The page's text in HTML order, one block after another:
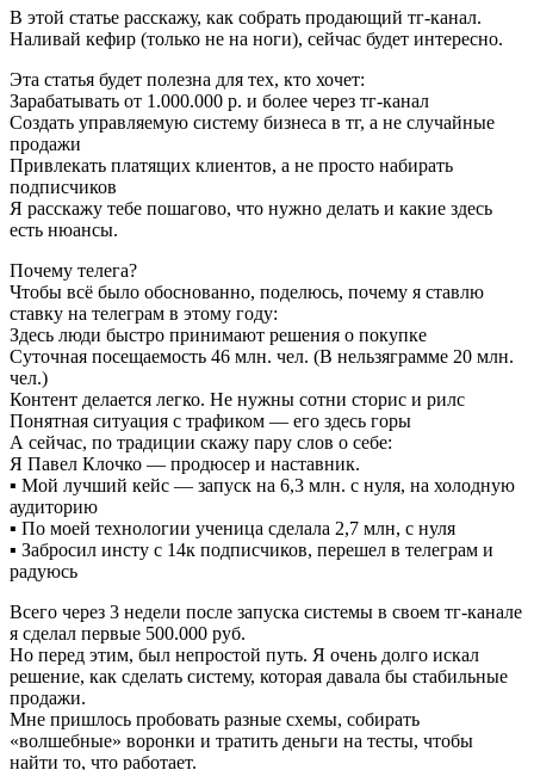
В этой статье расскажу, как собрать продающий тг-канал.
Наливай кефир (только не на ноги), сейчас будет интересно.
Эта статья будет полезна для тех, кто хочет:
Зарабатывать от 1.000.000 р. и более через тг-канал
Создать управляемую систему бизнеса в тг, а не случайные
продажи
Привлекать платящих клиентов, а не просто набирать
подписчиков
Я расскажу тебе пошагово, что нужно делать и какие здесь
есть нюансы.
Почему телега?
Чтобы всё было обоснованно, поделюсь, почему я ставлю
ставку на телеграм в этому году:
Здесь люди быстро принимают решения о покупке
Суточная посещаемость 46 млн. чел. (В нельзяграмме 20 млн.
чел.)
Контент делается легко. Не нужны сотни сторис и рилс
Понятная ситуация с трафиком — его здесь горы
А сейчас, по традиции скажу пару слов о себе:
Я Павел Клочко — продюсер и наставник.
▪ Мой лучший кейс — запуск на 6,3 млн. с нуля, на холодную
аудиторию
▪ По моей технологии ученица сделала 2,7 млн, с нуля
▪ Забросил инсту с 14к подписчиков, перешел в телеграм и
радуюсь
Всего через 3 недели после запуска системы в своем тг-канале
я сделал первые 500.000 руб.
Но перед этим, был непростой путь. Я очень долго искал
решение, как сделать систему, которая давала бы стабильные
продажи.
Мне пришлось пробовать разные схемы, собирать
«волшебные» воронки и тратить деньги на тесты, чтобы
найти то, что работает.